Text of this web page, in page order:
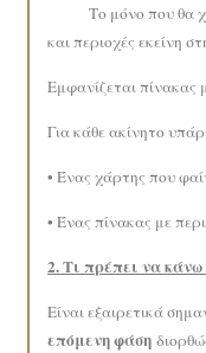
Το μόνο που θα
και περιοχές εκείνη
Εμφανίζεται πίνακας
Για κάθε ακίνητο
• Ένας χάρτης που
• Ένας πίνακας με
2. Τι πρέπει να
Είναι εξαιρετικά
επόμενη φάση